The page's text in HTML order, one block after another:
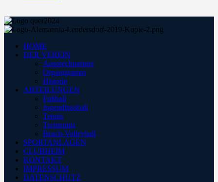
HOME
DER VEREIN
Ansprechpartner
Organigramm
Historie
ABTEILUNGEN
Fußball
Jugendfussball
Tennis
Tschtennis
Beach-Volleyball
SPORTANLAGEN
CLUBHEIM
KONTAKT
IMPRESSUM
DATENSCHUTZ